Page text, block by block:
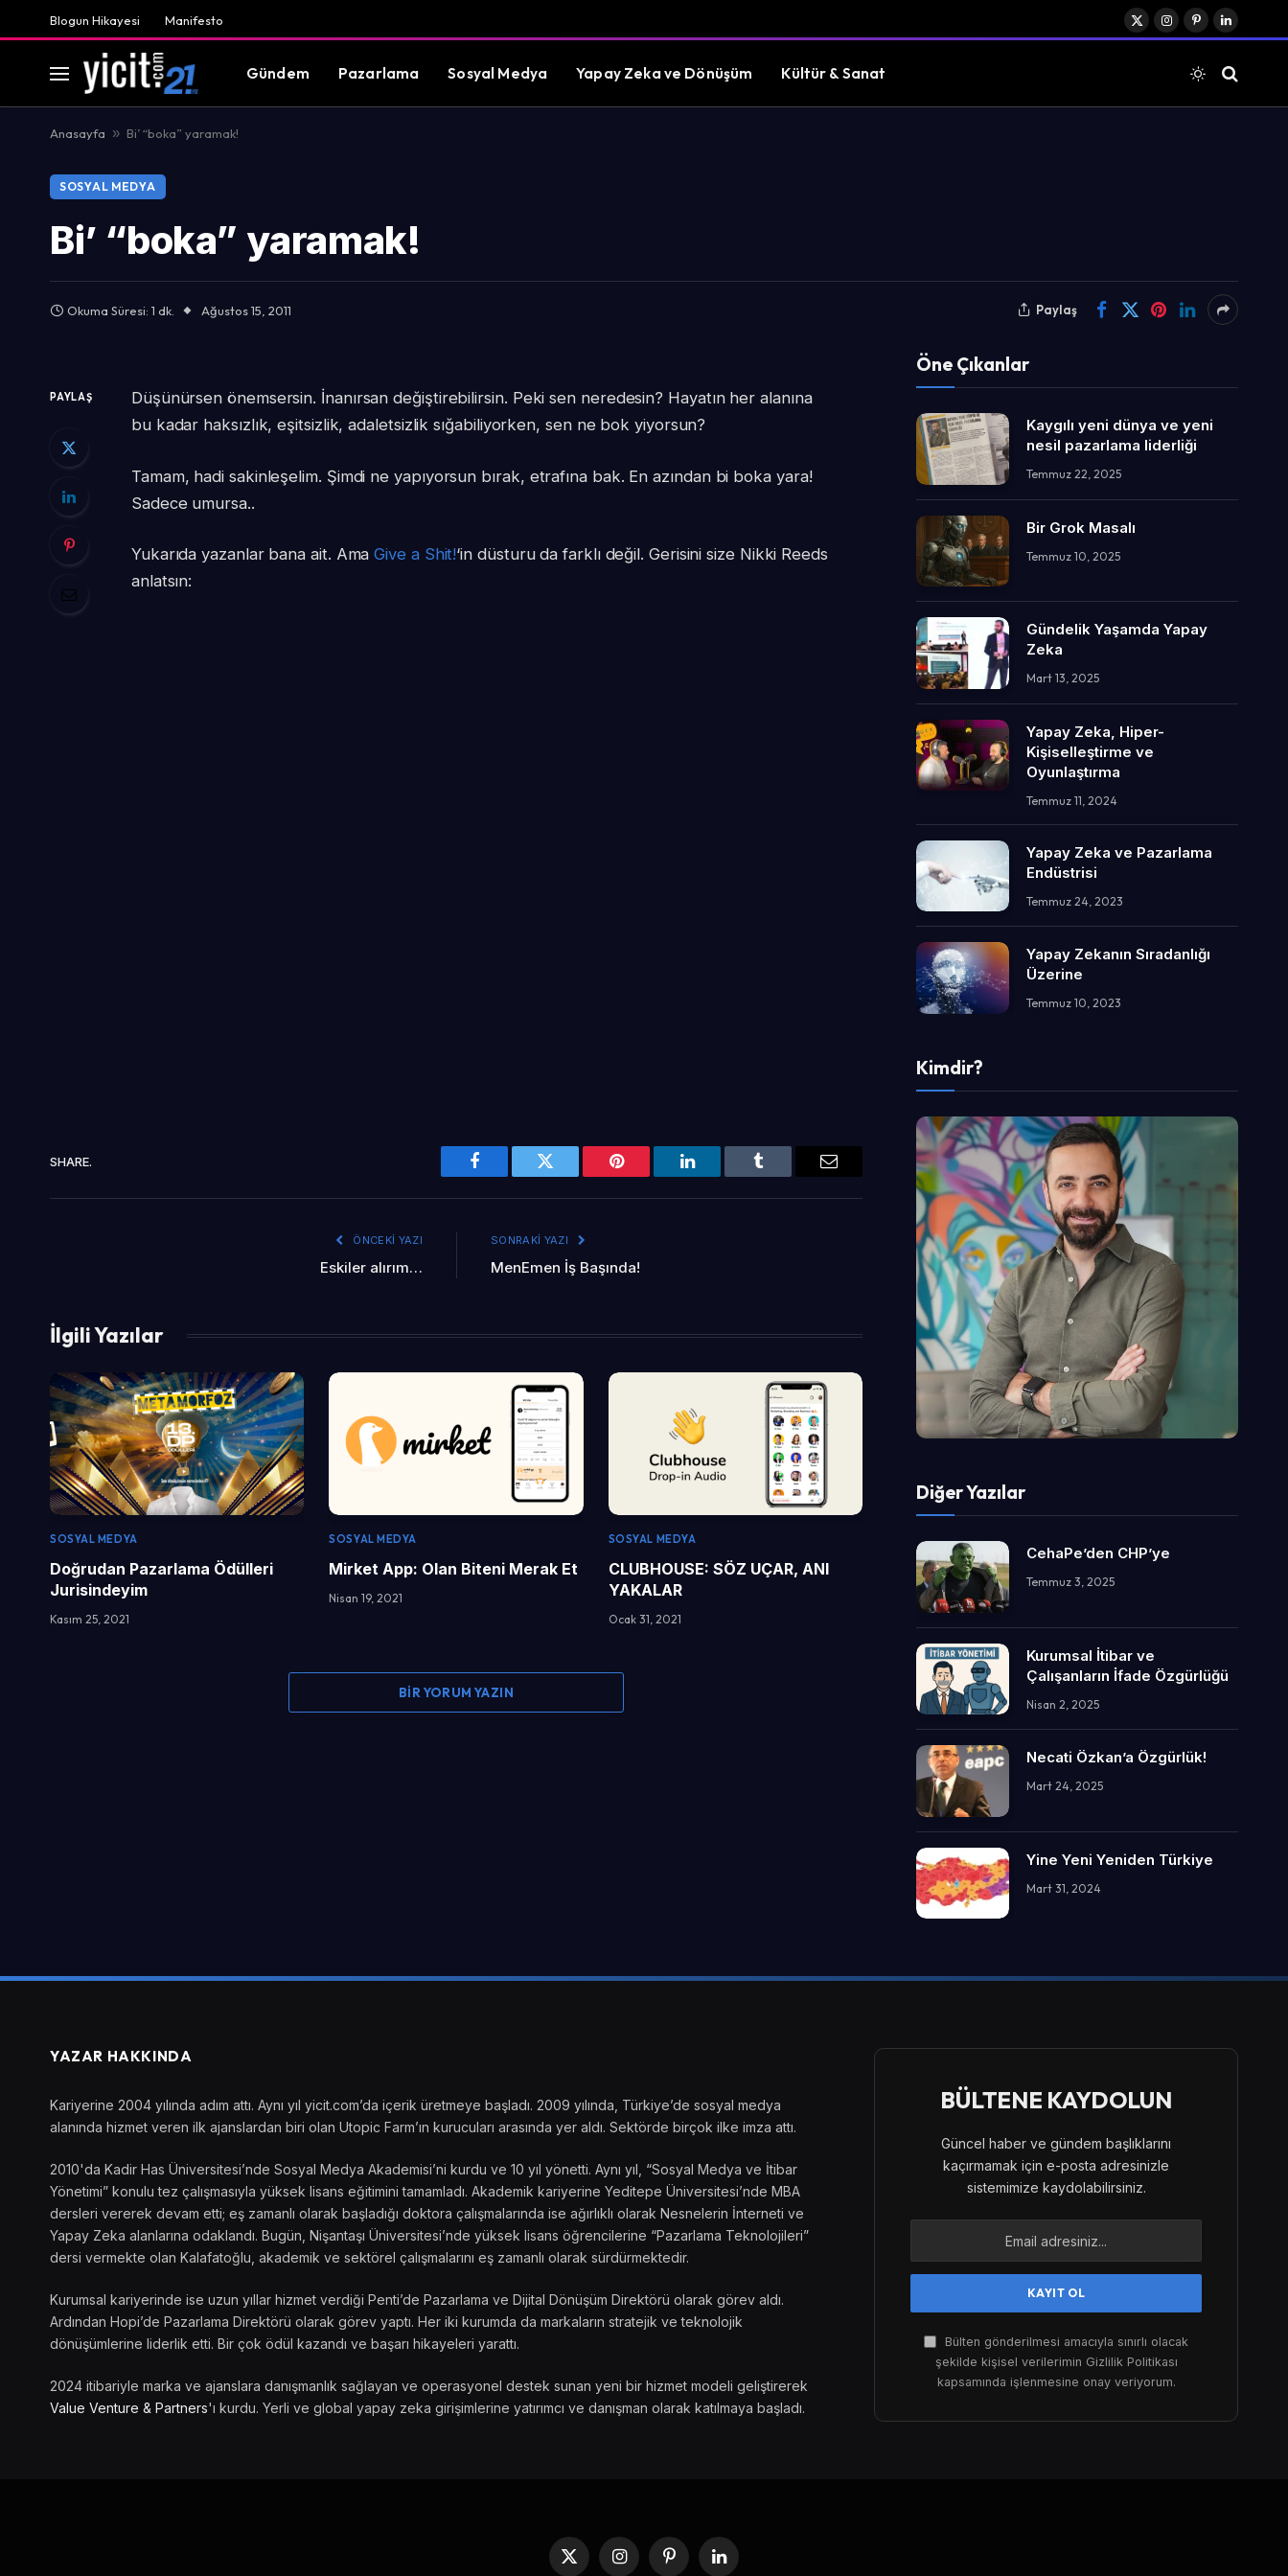
Blogun Hikayesi Manifesto
X
Instagram
PinterestLinkedIn
Gündem Pazarlama Sosyal Medya Yapay Zeka ve Dönüşüm Kültür & Sanat
Anasayfa » Bi’ “boka” yaramak!
SOSYAL MEDYA
Bi’ “boka” yaramak!
Okuma Süresi: 1 dk. Ağustos 15, 2011 Paylaş
PAYLAŞ
Düşünürsen önemsersin. İnanırsan değiştirebilirsin. Peki sen neredesin? Hayatın her alanına
bu kadar haksızlık, eşitsizlik, adaletsizlik sığabiliyorken, sen ne bok yiyorsun?
Tamam, hadi sakinleşelim. Şimdi ne yapıyorsun bırak, etrafına bak. En azından bi boka yara!
Sadece umursa..
Yukarıda yazanlar bana ait. AmaGive a Shit!‘in düsturu da farklı değil. Gerisini size Nikki Reeds
anlatsın:
SHARE.
Facebook Twitter Pinterest LinkedIn Tumblr Email
ÖNCEKI YAZI
Eskiler alırım…
SONRAKI YAZI
MenEmen İş Başında!
İlgili Yazılar
SOSYAL MEDYA
Doğrudan Pazarlama Ödülleri
Jurisindeyim
Kasım 25, 2021
SOSYAL MEDYA
Mirket App: Olan Biteni Merak Et
Nisan 19, 2021
SOSYAL MEDYA
CLUBHOUSE: SÖZ UÇAR, ANI
YAKALAR
Ocak 31, 2021
BIR YORUM YAZIN
Öne Çıkanlar
Kaygılı yeni dünya ve yeni
nesil pazarlama liderliği
Temmuz 22, 2025
Bir Grok Masalı
Temmuz 10, 2025
Gündelik Yaşamda Yapay
Zeka
Mart 13, 2025
Yapay Zeka, Hiper-
Kişiselleştirme ve
Oyunlaştırma
Temmuz 11, 2024
Yapay Zeka ve Pazarlama
Endüstrisi
Temmuz 24, 2023
Yapay Zekanın Sıradanlığı
Üzerine
Temmuz 10, 2023
Kimdir?
Diğer Yazılar
CehaPe’den CHP’ye
Temmuz 3, 2025
Kurumsal İtibar ve
Çalışanların İfade Özgürlüğü
Nisan 2, 2025
Necati Özkan’a Özgürlük!
Mart 24, 2025
Yine Yeni Yeniden Türkiye
Mart 31, 2024
YAZAR HAKKINDA
Kariyerine 2004 yılında adım attı. Aynı yıl yicit.com’da içerik üretmeye başladı. 2009 yılında, Türkiye’de sosyal medya
alanında hizmet veren ilk ajanslardan biri olan Utopic Farm’ın kurucuları arasında yer aldı. Sektörde birçok ilke imza attı.
2010'da Kadir Has Üniversitesi’nde Sosyal Medya Akademisi’ni kurdu ve 10 yıl yönetti. Aynı yıl, “Sosyal Medya ve İtibar
Yönetimi” konulu tez çalışmasıyla yüksek lisans eğitimini tamamladı. Akademik kariyerine Yeditepe Üniversitesi’nde MBA
dersleri vererek devam etti; eş zamanlı olarak başladığı doktora çalışmalarında ise ağırlıklı olarak Nesnelerin İnterneti ve
Yapay Zeka alanlarına odaklandı. Bugün, Nişantaşı Üniversitesi’nde yüksek lisans öğrencilerine “Pazarlama Teknolojileri”
dersi vermekte olan Kalafatoğlu, akademik ve sektörel çalışmalarını eş zamanlı olarak sürdürmektedir.
Kurumsal kariyerinde ise uzun yıllar hizmet verdiği Penti’de Pazarlama ve Dijital Dönüşüm Direktörü olarak görev aldı.
Ardından Hopi’de Pazarlama Direktörü olarak görev yaptı. Her iki kurumda da markaların stratejik ve teknolojik
dönüşümlerine liderlik etti. Bir çok ödül kazandı ve başarı hikayeleri yarattı.
2024 itibariyle marka ve ajanslara danışmanlık sağlayan ve operasyonel destek sunan yeni bir hizmet modeli geliştirerek
Value Venture & Partners'ı kurdu. Yerli ve global yapay zeka girişimlerine yatırımcı ve danışman olarak katılmaya başladı.
BÜLTENE KAYDOLUN
Güncel haber ve gündem başlıklarını
kaçırmamak için e-posta adresinizle
sistemimize kaydolabilirsiniz.
Bülten gönderilmesi amacıyla sınırlı olacak
şekilde kişisel verilerimin Gizlilik Politikası
kapsamında işlenmesine onay veriyorum.
X
InstagramPinterestLinkedIn